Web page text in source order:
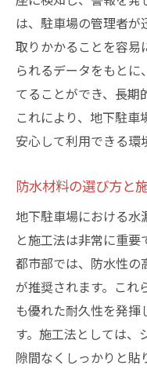
は、駐車場の管理者が
取りかかることを容易
られるデータをもと
てることができ、長期
これにより、地下駐車
安心して利用できる環
防水材料の選び方と
地下駐車場における水
と施工法は非常に重
都市部では、防水性の
が推奨されます。これ
も優れた耐久性を発揮
す。施工法としては、
隙間なくしっかりと貼